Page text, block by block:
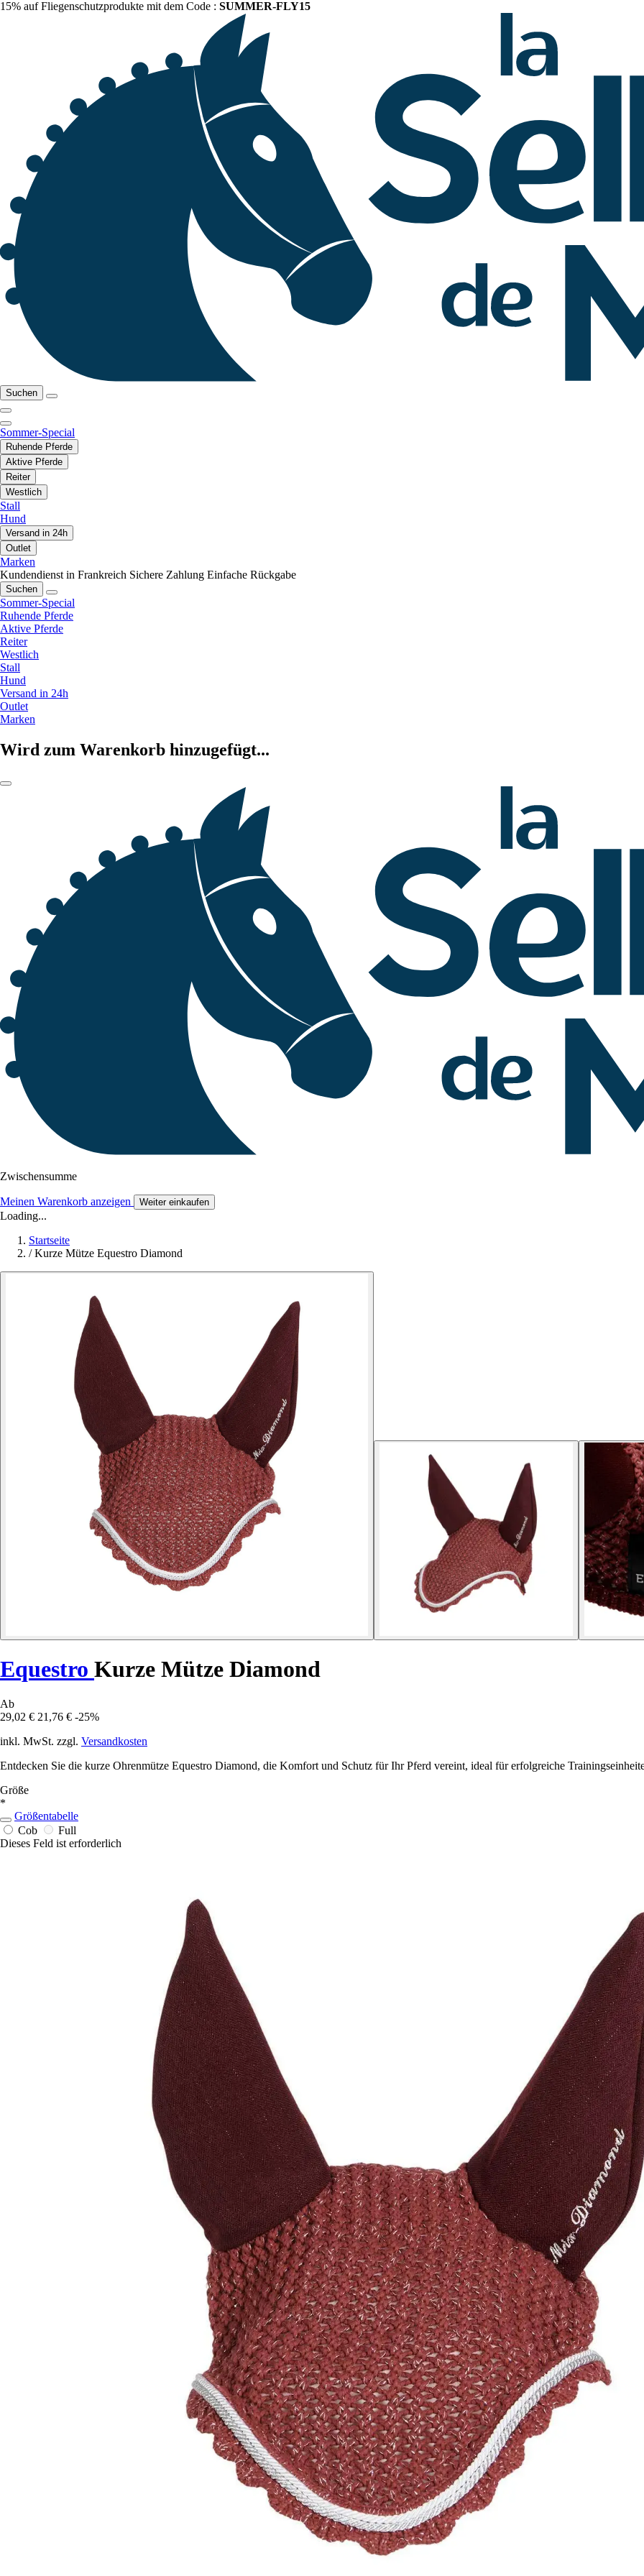
15% auf Fliegenschutzprodukte mit dem Code : SUMMER-FLY15
Suchen
Sommer-Special
Ruhende Pferde
Aktive Pferde
Reiter
Westlich
Stall
Hund
Versand in 24h
Outlet
Marken
Kundendienst in Frankreich Sichere Zahlung Einfache Rückgabe
Suchen
Sommer-Special
Ruhende Pferde
Aktive Pferde
Reiter
Westlich
Stall
Hund
Versand in 24h
Outlet
Marken
Wird zum Warenkorb hinzugefügt...
Zwischensumme
Meinen Warenkorb anzeigen Weiter einkaufen
Loading...
Startseite
/ Kurze Mütze Equestro Diamond
Equestro Kurze Mütze Diamond
Ab
29,02 € 21,76 € -25%
inkl. MwSt. zzgl. Versandkosten
Entdecken Sie die kurze Ohrenmütze Equestro Diamond, die Komfort und Schutz für Ihr Pferd vereint, ideal für erfolgreiche
Größe
*
Größentabelle
Cob
Full
Dieses Feld ist erforderlich